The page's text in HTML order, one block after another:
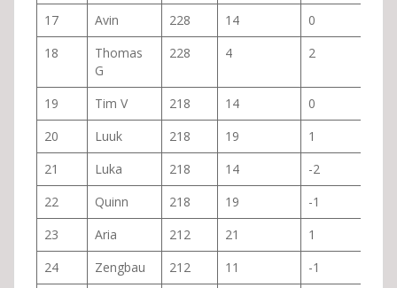
17
Avin 228 14
0
18
Thomas
G
228 4 2
19 Tim V 218 14
0
20
Luuk 218 19
1
21
Luka 218 14
-2
22
Quinn 218 19
-1
23
Aria 212 21
1
24
Zengbau 212 11 -1